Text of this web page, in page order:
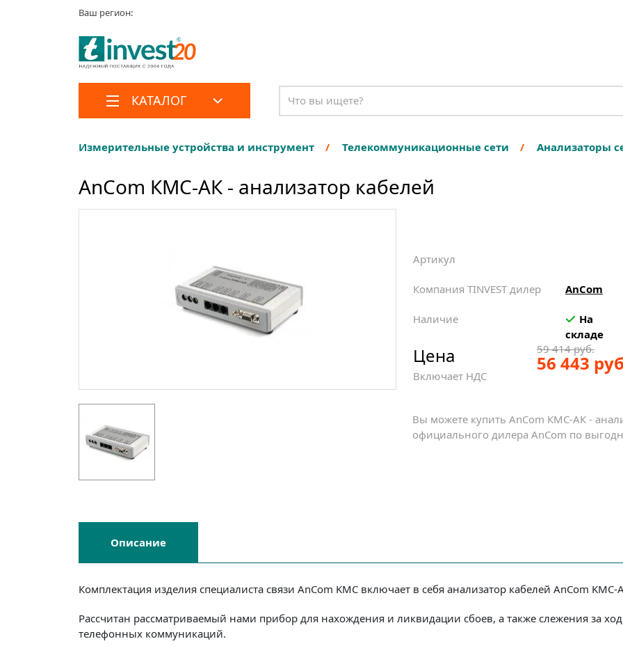
Ваш регион:
КАТАЛОГ
Измерительные устройства и инструмент Телекоммуникационные сети Анализаторы
AnCom КМС-АК - анализатор кабелей
Артикул
Компания TINVEST дилер AnCom
Наличие
На
складе
Цена
Включает НДС
59 414 руб.
56 443
Вы можете купить AnCom КМС-АК -
официального дилера AnCom по
Описание
Комплектация изделия специалиста связи AnCom KMC включает в себя анализатор кабелей AnCom
Рассчитан рассматриваемый нами прибор для нахождения и ликвидации сбоев, а также слежения за
телефонных коммуникаций.